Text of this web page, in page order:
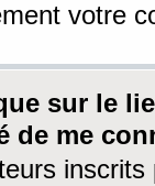
votre
sur le
de me